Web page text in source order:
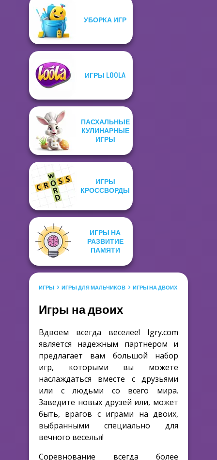
УБОРКА ИГР
ИГРЫ LOOLA
ПАСХАЛЬНЫЕ
КУЛИНАРНЫЕ
ИГРЫ
ИГРЫ
КРОССВОРДЫ
ИГРЫ НА
РАЗВИТИЕ
ПАМЯТИ
ИГРЫ ИГРЫ ДЛЯ МАЛЬЧИКОВ ИГРЫ НА ДВОИХ
Игры на двоих
Вдвоем всегда веселее! Igry.com
является надежным партнером и
предлагает вам большой набор
игр, которыми вы можете
наслаждаться вместе с друзьями
или с людьми со всего мира.
Заведите новых друзей или, может
быть, врагов с играми на двоих,
выбранными специально для
вечного веселья!
Соревнование всегда более